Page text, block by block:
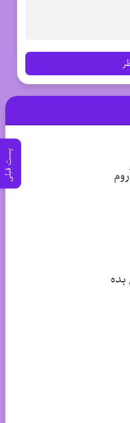
پست قبلی